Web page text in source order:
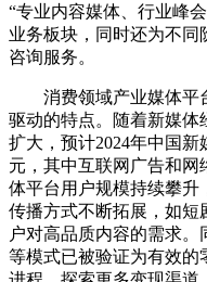
“专业内容媒体、行业峰
业务板块，同时还为不同
咨询服务。
消费领域产业媒体平台
驱动的特点。随着新媒体
扩大，预计2024年中国
元，其中互联网广告和
体平台用户规模持续攀升
传播方式不断拓展，如短
户对高品质内容的需求
等模式已被验证为有效的